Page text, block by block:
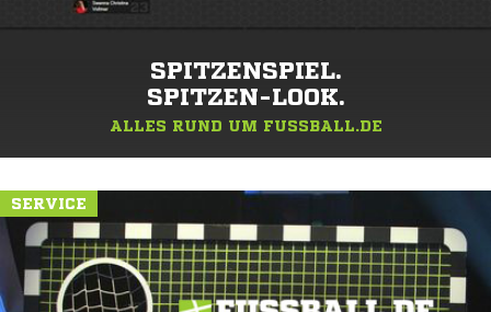
SPITZENSPIEL.
SPITZEN-LOOK.
ALLES RUND UM FUSSBALL.DE
SERVICE